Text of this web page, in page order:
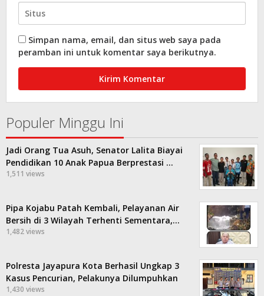
Simpan nama, email, dan situs web saya pada
peramban ini untuk komentar saya berikutnya.
Populer Minggu Ini
Jadi Orang Tua Asuh, Senator Lalita Biayai
Pendidikan 10 Anak Papua Berprestasi …
1,511 views
Pipa Kojabu Patah Kembali, Pelayanan Air
Bersih di 3 Wilayah Terhenti Sementara,…
1,482 views
Polresta Jayapura Kota Berhasil Ungkap 3
Kasus Pencurian, Pelakunya Dilumpuhkan
1,430 views